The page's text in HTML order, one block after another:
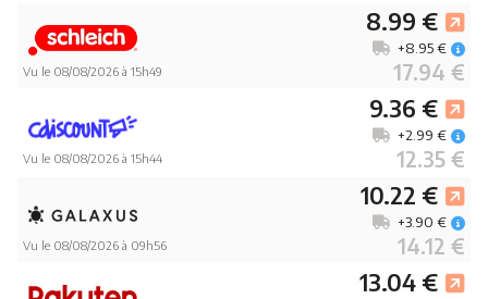
Vu le 08/08/2026 à 15h49
8.99 €
17.94 €
+8.95 €
Vu le 08/08/2026 à 15h44
9.36 €
12.35 €
+2.99 €
Vu le 08/08/2026 à 09h56
10.22 €
14.12 €
+3.90 €
13.04 €